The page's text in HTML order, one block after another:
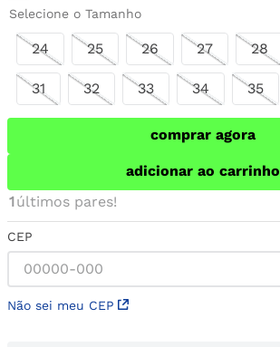
Selecione o Tamanho
24 25 26 27 28
31 32 33 34 35
comprar agora
adicionar ao carrinho
1últimos pares!
CEP
Não sei meu CEP